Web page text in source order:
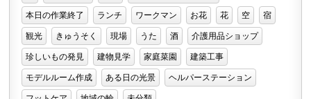
本日の作業終了 ランチ ワークマン お花 花 空 宿
観光 きゅうそく 現場 うた 酒 介護用品ショップ
珍しいもの発見 建物見学 家庭菜園 建築工事
モデルルーム作成 ある日の光景 ヘルパーステーション